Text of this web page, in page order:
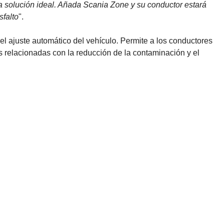
ideal. Añada Scania Zone y su conductor estará
".
ajuste automático del vehículo. Permite a los conductores
con la reducción de la contaminación y el